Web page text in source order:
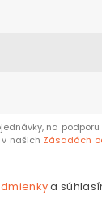
na podporu
našich Zásadách
a